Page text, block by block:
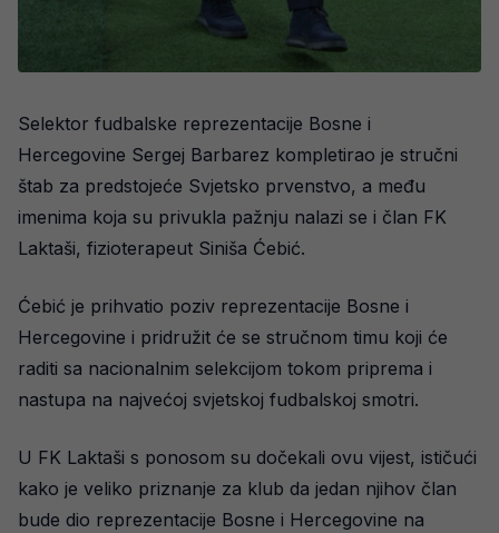
Selektor fudbalske reprezentacije Bosne i
Hercegovine Sergej Barbarez kompletirao je stručni
štab za predstojeće Svjetsko prvenstvo, a među
imenima koja su privukla pažnju nalazi se i član FK
Laktaši, fizioterapeut Siniša Ćebić.
Ćebić je prihvatio poziv reprezentacije Bosne i
Hercegovine i pridružit će se stručnom timu koji će
raditi sa nacionalnim selekcijom tokom priprema i
nastupa na najvećoj svjetskoj fudbalskoj smotri.
U FK Laktaši s ponosom su dočekali ovu vijest, ističući
kako je veliko priznanje za klub da jedan njihov član
bude dio reprezentacije Bosne i Hercegovine na